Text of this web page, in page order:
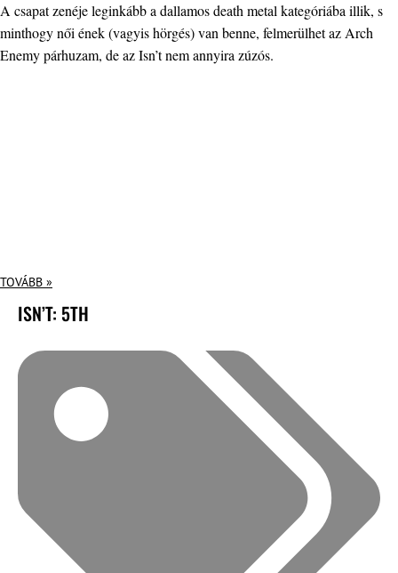
A csapat zenéje leginkább a dallamos death metal kategóriába illik, s
minthogy női ének (vagyis hörgés) van benne, felmerülhet az Arch
Enemy párhuzam, de az Isn’t nem annyira zúzós.
TOVÁBB »
ISN’T: 5TH